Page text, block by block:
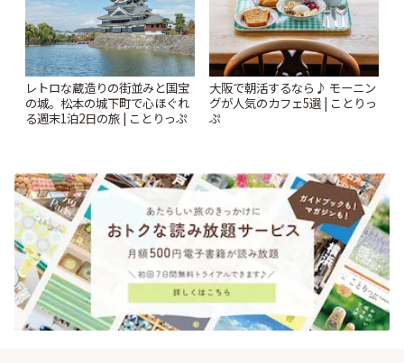
レトロな蔵造りの街並みと国宝
の城。松本の城下町で心ほぐれ
る週末1泊2日の旅 | ことりっぷ
大阪で朝活するなら♪ モーニン
グが人気のカフェ5選 | ことりっ
ぷ